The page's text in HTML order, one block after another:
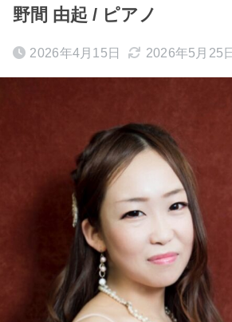
野間 由起 / ピアノ
2026年4月15日 2026年5月25日